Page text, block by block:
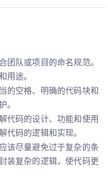
团队或项目的命名规范。
用途。
的空格、明确的代码块和
。
代码的设计、功能和使用
码的逻辑和实现。
该尽量避免过于复杂的条
装复杂的逻辑，使代码更